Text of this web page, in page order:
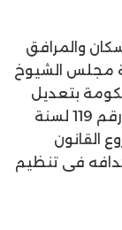
والمرافق
مجلس الشيوخ
بتعديل
بعض أحكام قانون البناء الصادر بالقانون رقم 119 لسنة
القانون
فى تنظيم